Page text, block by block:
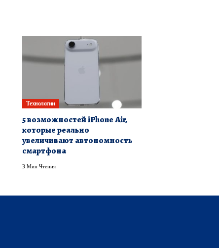
Технологии
5 возможностей iPhone Air,
которые реально
увеличивают автономность
смартфона
3 Мин Чтения